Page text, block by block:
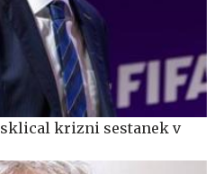
krizni sestanek v